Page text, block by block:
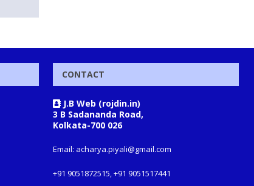
CONTACT
J.B Web (rojdin.in)
3 B Sadananda Road,
Kolkata-700 026
Email: acharya.piyali@gmail.com
+91 9051872515, +91 9051517441